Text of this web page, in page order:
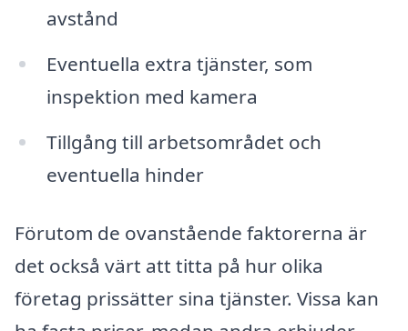
avstånd
Eventuella extra tjänster, som
inspektion med kamera
Tillgång till arbetsområdet och
eventuella hinder
Förutom de ovanstående faktorerna är
det också värt att titta på hur olika
företag prissätter sina tjänster. Vissa kan